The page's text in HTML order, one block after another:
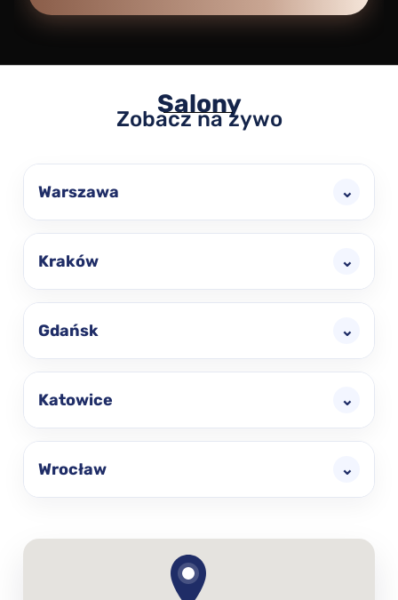
Salony
Zobacz na żywo
Warszawa ⌄
Kraków ⌄
Gdańsk ⌄
Katowice ⌄
Wrocław ⌄